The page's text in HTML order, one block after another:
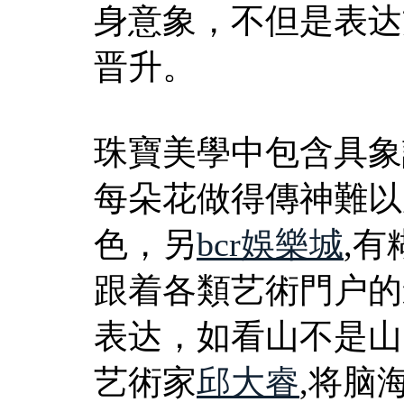
身意象，不但是表
晋升。
珠寶美學中包含具
每朵花做得傳神難
色，另bcr娛樂城,有
跟着各類艺術門户
表达，如看山不是
艺術家邱大睿,将脑